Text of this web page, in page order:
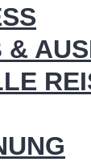
&